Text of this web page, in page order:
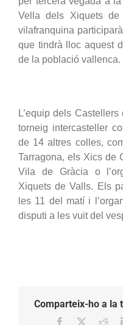
Vella dels Xiquets
vilafranquina
que tindrà lloc aquest
de la població vallenca.
L’equip dels
torneig intercasteller
de 14 altres colles,
Tarragona, els Xics de
Vila de Gràcia o
Xiquets de Valls. Els
les 11 del matí i
disputi a les vuit del
Comparteix-ho a la
Facebook